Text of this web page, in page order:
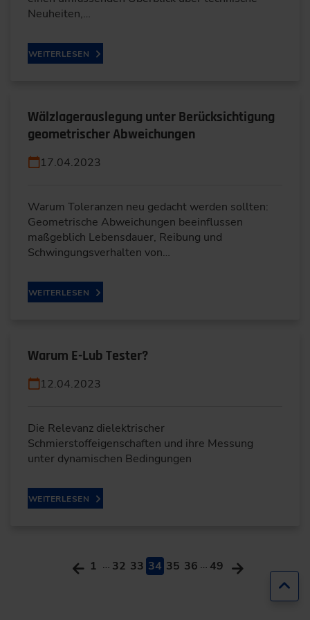
Neuheiten,…
WEITERLESEN
Wälzlagerauslegung unter Berücksichtigung
geometrischer Abweichungen
17.04.2023
Warum Toleranzen neu gedacht werden sollten:
Geometrische Abweichungen beeinflussen
maßgeblich Lebensdauer, Reibung und
Schwingungsverhalten von…
WEITERLESEN
Warum E-Lub Tester?
12.04.2023
Die Relevanz dielektrischer
Schmierstoffeigenschaften und ihre Messung
unter dynamischen Bedingungen
WEITERLESEN
1 … 32 33 34 35 36 … 49